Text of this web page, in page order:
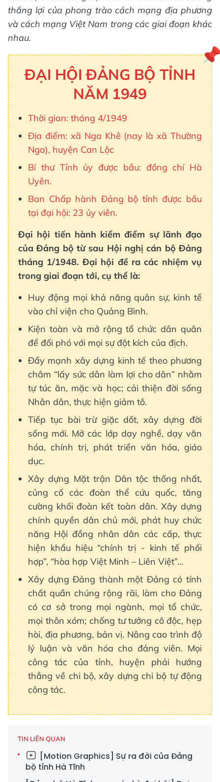
thắng lợi của phong trào cách mạng địa phương
và cách mạng Việt Nam trong các giai đoạn khác
nhau.
ĐẠI HỘI ĐẢNG BỘ TỈNH
NĂM 1949
Thời gian: tháng 4/1949
Địa điểm: xã Nga Khê (nay là xã Thường
Nga), huyện Can Lộc
Bí thư Tỉnh ủy được bầu: đồng chí Hà
Uyên.
Ban Chấp hành Đảng bộ tỉnh được bầu
tại đại hội: 23 ủy viên.
Đại hội tiến hành kiểm điểm sự lãnh đạo
của Đảng bộ từ sau Hội nghị cán bộ Đảng
tháng 1/1948. Đại hội đề ra các nhiệm vụ
trong giai đoạn tới, cụ thể là:
Huy động mọi khả năng quân sự, kinh tế
vào chỉ viện cho Quảng Bình.
Kiện toàn và mở rộng tổ chức dân quân
để đối phó với mọi sự đột kích của địch.
Đẩy mạnh xây dựng kinh tế theo phương
châm “lấy sức dân làm lợi cho dân” nhằm
tự túc ăn, mặc và học; cải thiện đời sống
Nhân dân, thực hiện giảm tô.
Tiếp tục bài trừ giặc dốt, xây dựng đời
sống mới. Mở các lớp dạy nghề, dạy văn
hóa, chính trị, phát triển văn hóa, giáo
dục.
Xây dựng Mặt trận Dân tộc thống nhất,
củng cố các đoàn thể cứu quốc, tăng
cường khối đoàn kết toàn dân. Xây dựng
chính quyền dân chủ mới, phát huy chức
năng Hội đồng nhân dân các cấp, thực
hiện khẩu hiệu “chính trị - kinh tế phối
hợp”, “hòa hợp Việt Minh – Liên Việt”...
Xây dựng Đảng thành một Đảng có tính
chất quần chúng rộng rãi, làm cho Đảng
có cơ sở trong mọi ngành, mọi tổ chức,
mọi thôn xóm; chống tư tưởng cô độc, hẹp
hòi, địa phương, bản vị. Nâng cao trình độ
lý luận và văn hóa cho đảng viên. Mọi
công tác của tỉnh, huyện phải hướng
thẳng về chi bộ, xây dựng chi bộ tự động
công tác.
TIN LIÊN QUAN
[Motion Graphics] Sự ra đời của Đảng
bộ tỉnh Hà Tĩnh